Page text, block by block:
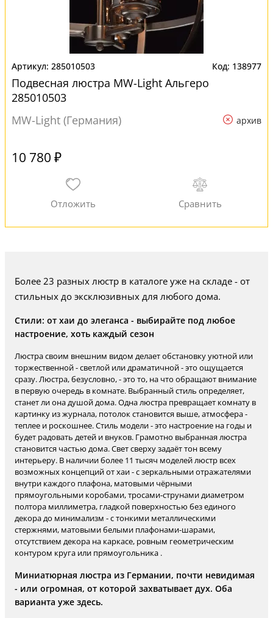
285010503 138977
Подвесная люстра MW-Light Альгеро
285010503
MW-Light (Германия)
архив
10 780 ₽
Более 23 разных люстр в каталоге уже на складе - от
стильных до эксклюзивных для любого дома.
Стили: от хаи до элеганса - выбирайте под любое
настроение, хоть каждый сезон
Люстра своим внешним видом делает обстановку уютной или
торжественной - светлой или драматичной - это ощущается
сразу. Люстра, безусловно, - это то, на что обращают внимание
в первую очередь в комнате. Выбранный стиль определяет,
станет ли она душой дома. Одна люстра превращает комнату в
картинку из журнала, потолок становится выше, атмосфера -
теплее и роскошнее. Стиль модели - это настроение на годы и
будет радовать детей и внуков. Грамотно выбранная люстра
становится частью дома. Свет сверху задаёт тон всему
интерьеру. В наличии более 11 тысяч моделей люстр всех
возможных концепций от хаи - с зеркальными отражателями
внутри каждого плафона, матовыми чёрными
прямоугольными коробами, тросами-струнами диаметром
полтора миллиметра, гладкой поверхностью без единого
декора до минимализм - с тонкими металлическими
стержнями, матовыми белыми плафонами-шарами,
отсутствием декора на каркасе, ровным геометрическим
контуром круга или прямоугольника .
Миниатюрная люстра из Германии, почти невидимая
- или огромная, от которой захватывает дух. Оба
варианта уже здесь.